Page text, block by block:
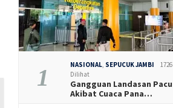
1 NASIONAL SEPUCUK JAMBI
1726
Dilihat
Gangguan Landasan Pacu
Akibat Cuaca Pana…